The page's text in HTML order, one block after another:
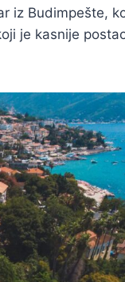
iz Budimpešte,
je kasnije